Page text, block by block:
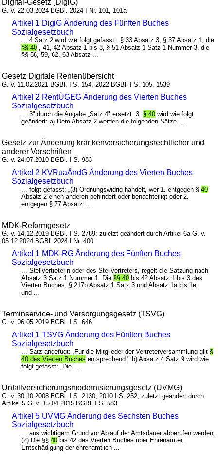
Digital-Gesetz (DigiG)
G. v. 22.03.2024 BGBl. 2024 I Nr. 101, 101a
Artikel 1 DigiG Änderung des Fünften Buches
Sozialgesetzbuch
... 4 Satz 2 wird wie folgt gefasst: „§ 33 Absatz 3, § 37 Absatz 1, die
§§ 40 , 41, 42 Absatz 1 bis 3, § 51 Absatz 1 Satz 1 Nummer 3, die
§§ 58, 59, 62, 63 Absatz ...
Gesetz Digitale Rentenübersicht
G. v. 11.02.2021 BGBl. I S. 154, 2022 BGBl. I S. 105, 1539
Artikel 2 RentÜGEG Änderung des Vierten Buches
Sozialgesetzbuch
... 3" durch die Angabe „Satz 4" ersetzt. 3. § 40 wird wie folgt
geändert: a) Dem Absatz 2 werden die folgenden Sätze ...
Gesetz zur Änderung krankenversicherungsrechtlicher und
anderer Vorschriften
G. v. 24.07.2010 BGBl. I S. 983
Artikel 2 KVRuaÄndG Änderung des Vierten Buches
Sozialgesetzbuch
... folgt gefasst: „(3) Ordnungswidrig handelt, wer 1. entgegen §40
Absatz 2 einen anderen behindert oder benachteiligt oder 2.
entgegen § 77 Absatz ...
MDK-Reformgesetz
G. v. 14.12.2019 BGBl. I S. 2789; zuletzt geändert durch Artikel 6a G. v.
05.12.2024 BGBl. 2024 I Nr. 400
Artikel 1 MDK-RG Änderung des Fünften Buches
Sozialgesetzbuch
... Stellvertreterin oder des Stellvertreters, regelt die Satzung nach
Absatz 3 Satz 1 Nummer 1. Die §§ 40 bis 42 Absatz 1 bis 3 des
Vierten Buches, § 217b Absatz 1 Satz 3 und Absatz 1a bis 1e
und ...
Terminservice- und Versorgungsgesetz (TSVG)
G. v. 06.05.2019 BGBl. I S. 646
Artikel 1 TSVG Änderung des Fünften Buches
Sozialgesetzbuch
... Satz angefügt: „Für die Mitglieder der Vertreterversammlung gilt §
40 des Vierten Buches entsprechend." b) Absatz 4 Satz 9 wird wie
folgt gefasst: „Die ...
Unfallversicherungsmodernisierungsgesetz (UVMG)
G. v. 30.10.2008 BGBl. I S. 2130, 2010 I S. 252; zuletzt geändert durch
Artikel 5 G. v. 15.04.2015 BGBl. I S. 583
Artikel 5 UVMG Änderung des Sechsten Buches
Sozialgesetzbuch
... aus wichtigem Grund vor Ablauf der Amtsdauer abberufen werden.
(2) Die §§40 bis 42 des Vierten Buches über Ehrenämter,
Entschädigung der ehrenamtlich ...